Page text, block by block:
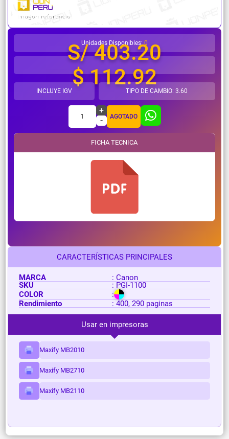
¿Necesitas ayuda?
CARACTERÍSTICAS PRINCIPALES
MARCA
: Canon
SKU
: PGI-1100
COLOR
:
Rendimiento
: 400, 290 paginas
Usar en impresoras
Maxify MB2010
Maxify MB2710
Maxify MB2110
Unidades Disponibles:0
S/ 403.20
$ 112.92
INCLUYE IGV TIPO DE CAMBIO: 3.60
1
+
-
AGOTADO
FICHA TECNICA